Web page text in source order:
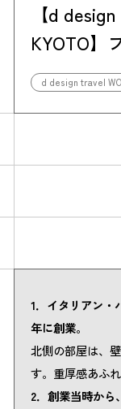
CO₂削減効果を
Action
【d
KYOTO】
d design travel
1．イタリアン・
年に創業。
北側の部屋は、
す。重厚感あふ
2．創業当時から